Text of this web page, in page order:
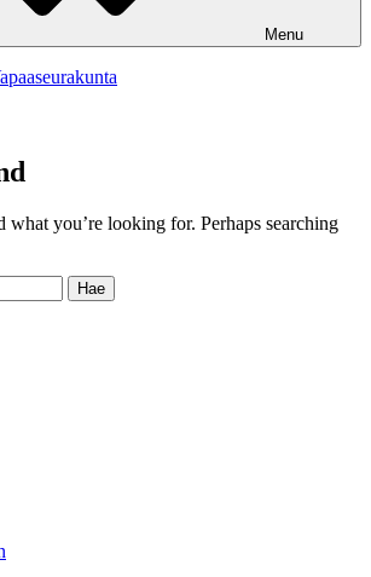
Menu
what you’re looking for. Perhaps searching